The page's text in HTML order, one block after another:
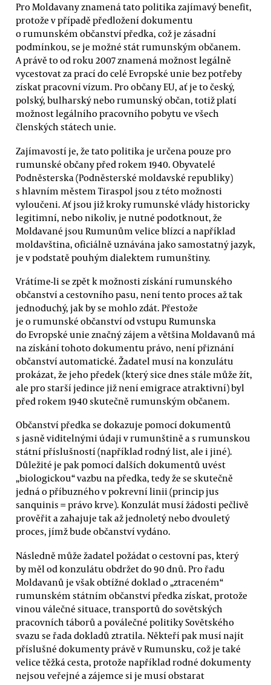
Pro Moldavany znamená tato politika zajímavý benefit,
protože v případě předložení dokumentu
o rumunském občanství předka, což je zásadní
podmínkou, se je možné stát rumunským občanem.
A právě to od roku 2007 znamená možnost legálně
vycestovat za prací do celé Evropské unie bez potřeby
získat pracovní vízum. Pro občany EU, ať je to český,
polský, bulharský nebo rumunský občan, totiž platí
možnost legálního pracovního pobytu ve všech
členských státech unie.
Zajímavostí je, že tato politika je určena pouze pro
rumunské občany před rokem 1940. Obyvatelé
Podněsterska (Podněsterské moldavské republiky)
s hlavním městem Tiraspol jsou z této možnosti
vyloučeni. Ať jsou již kroky rumunské vlády historicky
legitimní, nebo nikoliv, je nutné podotknout, že
Moldavané jsou Rumunům velice blízcí a například
moldavština, oficiálně uznávána jako samostatný jazyk,
je v podstatě pouhým dialektem rumunštiny.
Vrátíme-li se zpět k možnosti získání rumunského
občanství a cestovního pasu, není tento proces až tak
jednoduchý, jak by se mohlo zdát. Přestože
je o rumunské občanství od vstupu Rumunska
do Evropské unie značný zájem a většina Moldavanů má
na získání tohoto dokumentu právo, není přiznání
občanství automatické. Žadatel musí na konzulátu
prokázat, že jeho předek (který sice dnes stále může žít,
ale pro starší jedince již není emigrace atraktivní) byl
před rokem 1940 skutečně rumunským občanem.
Občanství předka se dokazuje pomocí dokumentů
s jasně viditelnými údaji v rumunštině a s rumunskou
státní příslušností (například rodný list, ale i jiné).
Důležité je pak pomocí dalších dokumentů uvést
„biologickou“ vazbu na předka, tedy že se skutečně
jedná o příbuzného v pokrevní linii (princip jus
sanquinis = právo krve). Konzulát musí žádosti pečlivě
prověřit a zahajuje tak až jednoletý nebo dvouletý
proces, jímž bude občanství vydáno.
Následně může žadatel požádat o cestovní pas, který
by měl od konzulátu obdržet do 90 dnů. Pro řadu
Moldavanů je však obtížné doklad o „ztraceném“
rumunském státním občanství předka získat, protože
vinou válečné situace, transportů do sovětských
pracovních táborů a poválečné politiky Sovětského
svazu se řada dokladů ztratila. Někteří pak musí najít
příslušné dokumenty právě v Rumunsku, což je také
velice těžká cesta, protože například rodné dokumenty
nejsou veřejné a zájemce si je musí obstarat